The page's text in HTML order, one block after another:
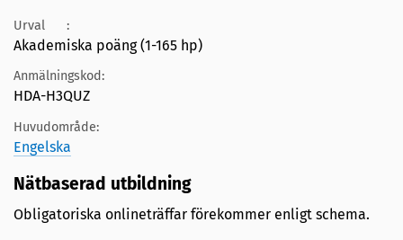
Urval :
Akademiska poäng (1-165 hp)
Anmälningskod:
HDA-H3QUZ
Huvudområde:
Engelska
Nätbaserad utbildning
Obligatoriska onlineträffar förekommer enligt schema.